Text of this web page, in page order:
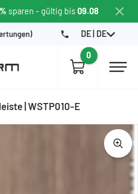
sparen - gültig bis09.08
DE | DE
0
| WSTP010-E